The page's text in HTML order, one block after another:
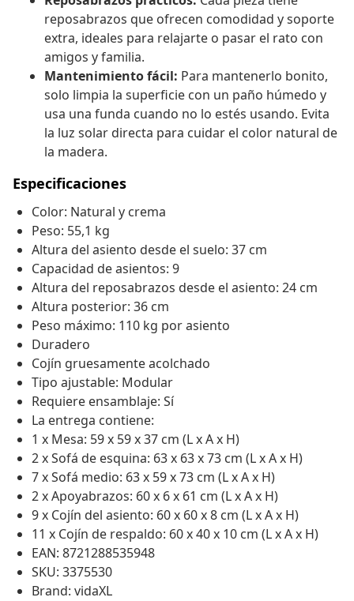
reposabrazos que ofrecen comodidad y soporte
extra, ideales para relajarte o pasar el rato con
amigos y familia.
Mantenimiento fácil: Para mantenerlo bonito,
solo limpia la superficie con un paño húmedo y
usa una funda cuando no lo estés usando. Evita
la luz solar directa para cuidar el color natural de
la madera.
Especificaciones
Color: Natural y crema
Peso: 55,1 kg
Altura del asiento desde el suelo: 37 cm
Capacidad de asientos: 9
Altura del reposabrazos desde el asiento: 24 cm
Altura posterior: 36 cm
Peso máximo: 110 kg por asiento
Duradero
Cojín gruesamente acolchado
Tipo ajustable: Modular
Requiere ensamblaje: Sí
La entrega contiene:
1 x Mesa: 59 x 59 x 37 cm (L x A x H)
2 x Sofá de esquina: 63 x 63 x 73 cm (L x A x H)
7 x Sofá medio: 63 x 59 x 73 cm (L x A x H)
2 x Apoyabrazos: 60 x 6 x 61 cm (L x A x H)
9 x Cojín del asiento: 60 x 60 x 8 cm (L x A x H)
11 x Cojín de respaldo: 60 x 40 x 10 cm (L x A x H)
EAN: 8721288535948
SKU: 3375530
Brand: vidaXL